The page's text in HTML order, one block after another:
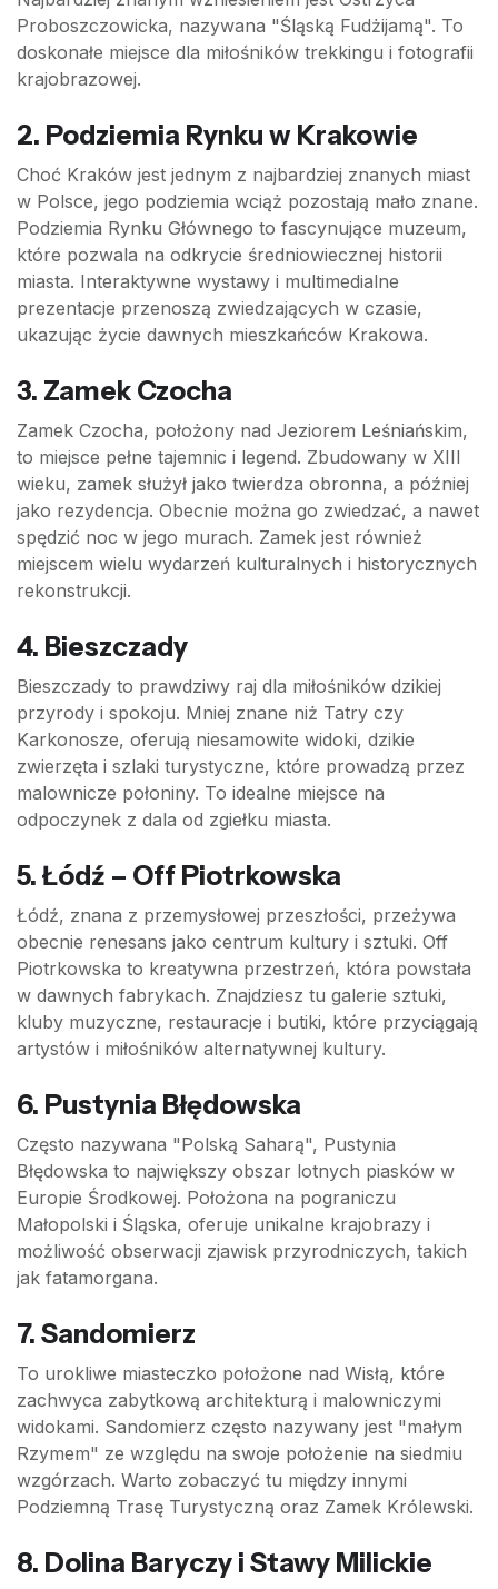
Proboszczowicka, nazywana "Śląską Fudżijamą". To
doskonałe miejsce dla miłośników trekkingu i fotografii
krajobrazowej.
2. Podziemia Rynku w Krakowie
Choć Kraków jest jednym z najbardziej znanych miast
w Polsce, jego podziemia wciąż pozostają mało znane.
Podziemia Rynku Głównego to fascynujące muzeum,
które pozwala na odkrycie średniowiecznej historii
miasta. Interaktywne wystawy i multimedialne
prezentacje przenoszą zwiedzających w czasie,
ukazując życie dawnych mieszkańców Krakowa.
3. Zamek Czocha
Zamek Czocha, położony nad Jeziorem Leśniańskim,
to miejsce pełne tajemnic i legend. Zbudowany w XIII
wieku, zamek służył jako twierdza obronna, a później
jako rezydencja. Obecnie można go zwiedzać, a nawet
spędzić noc w jego murach. Zamek jest również
miejscem wielu wydarzeń kulturalnych i historycznych
rekonstrukcji.
4. Bieszczady
Bieszczady to prawdziwy raj dla miłośników dzikiej
przyrody i spokoju. Mniej znane niż Tatry czy
Karkonosze, oferują niesamowite widoki, dzikie
zwierzęta i szlaki turystyczne, które prowadzą przez
malownicze połoniny. To idealne miejsce na
odpoczynek z dala od zgiełku miasta.
5. Łódź – Off Piotrkowska
Łódź, znana z przemysłowej przeszłości, przeżywa
obecnie renesans jako centrum kultury i sztuki. Off
Piotrkowska to kreatywna przestrzeń, która powstała
w dawnych fabrykach. Znajdziesz tu galerie sztuki,
kluby muzyczne, restauracje i butiki, które przyciągają
artystów i miłośników alternatywnej kultury.
6. Pustynia Błędowska
Często nazywana "Polską Saharą", Pustynia
Błędowska to największy obszar lotnych piasków w
Europie Środkowej. Położona na pograniczu
Małopolski i Śląska, oferuje unikalne krajobrazy i
możliwość obserwacji zjawisk przyrodniczych, takich
jak fatamorgana.
7. Sandomierz
To urokliwe miasteczko położone nad Wisłą, które
zachwyca zabytkową architekturą i malowniczymi
widokami. Sandomierz często nazywany jest "małym
Rzymem" ze względu na swoje położenie na siedmiu
wzgórzach. Warto zobaczyć tu między innymi
Podziemną Trasę Turystyczną oraz Zamek Królewski.
8. Dolina Baryczy i Stawy Milickie